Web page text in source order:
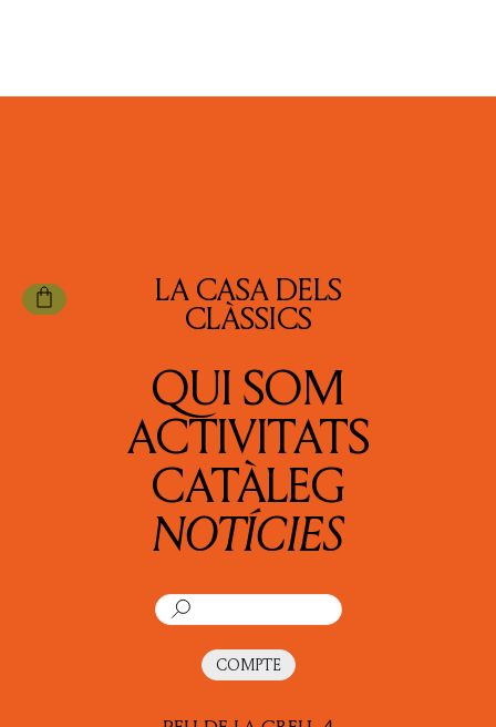
LA CASA DELS
CLÀSSICS
COMPTE
QUI SOM
ACTIVITATS
CATÀLEG
NOTÍCIES